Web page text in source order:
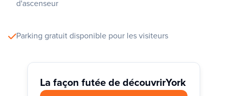
d'ascenseur
Parking gratuit disponible pour les visiteurs
La façon futée de découvrirYork